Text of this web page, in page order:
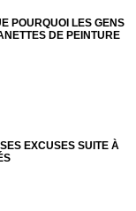
POURQUOI LES GENS
DE PEINTURE
EXCUSES SUITE À